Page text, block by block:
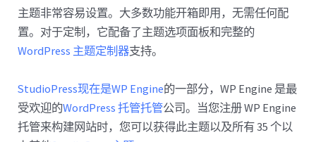
主题非常容易设置。大多数功能开箱即用，无需任何配
置。对于定制，它配备了主题选项面板和完整的
WordPress 主题定制器支持。
StudioPress现在是WP Engine的一部分，WP Engine 是最
受欢迎的WordPress 托管托管公司。当您注册 WP Engine
托管来构建网站时，您可以获得此主题以及所有 35 个以